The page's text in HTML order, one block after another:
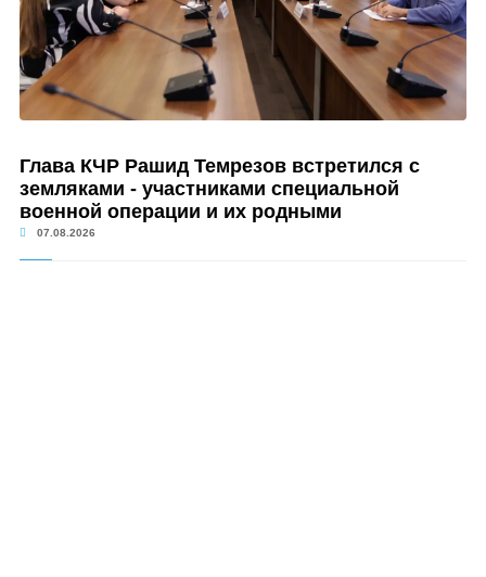
Глава КЧР Рашид Темрезов встретился с
земляками - участниками специальной
военной операции и их родными
07.08.2026